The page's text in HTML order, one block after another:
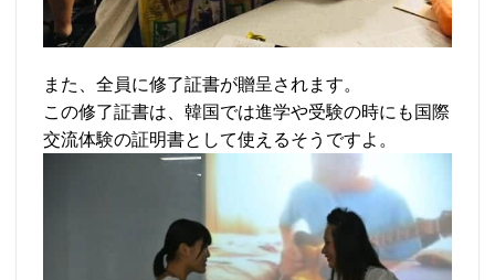
また、全員に修了証書が贈呈されます。
この修了証書は、韓国では進学や受験の時にも国際
交流体験の証明書として使えるそうですよ。